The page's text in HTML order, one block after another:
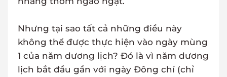
Nhưng tại sao tất cả những điều này
không thể được thực hiện vào ngày mùng
1 của năm dương lịch? Đó là vì năm dương
lịch bắt đầu gần với ngày Đông chí (chỉ